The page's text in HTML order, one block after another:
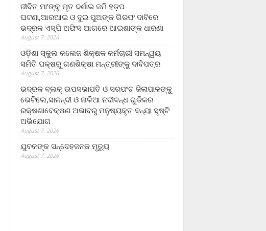
ଜୀବିତ ମା’ଙ୍କୁ ମୃତ ଦର୍ଶାଇ ଜମି ହଡ଼ପ
ଘଟଣା,ଆରଆଇ ଓ ଦୁଇ ପୁଅଙ୍କ ଗିରଫ ଦାବିରେ
ଭଦ୍ରକ ଏସ୍‌ପି ଅଫିସ ଆଗରେ ଆଇଶାଙ୍କ ଧାରଣା
August 7, 2026
ଓଡ଼ିଶା ସ୍କୁଲ କଲେଜ ଶିକ୍ଷକ କର୍ମଚାରୀ ସମନ୍ୱୟ
ସମିତି ପକ୍ଷରୁ ଗଣଶିକ୍ଷା ମନ୍ତ୍ରୀଙ୍କୁ ଦାବିପତ୍ର
August 7, 2026
ଭଦ୍ରକ ବ୍ଲକ୍ ଉପସଭାପତି ଓ ସରପଂଚ ଜିଲାପାଳଙ୍କୁ
ଭେଟିଲେ,ସାଳନ୍ଦୀ ଓ ନାଳିଆ ନଦୀବନ୍ଧ ଗୁଡିକର
ରକ୍ଷଣାବେକ୍ଷଣ ଅଭାବରୁ ମନୁଷ୍ୟକୃତ ବନ୍ୟା ସୃଷ୍ଟି
ଅଭିଯୋଗ
August 7, 2026
ଯୁବକଙ୍କ ସନ୍ଦେହଜନକ ମୃତ୍ୟୁ
August 7, 2026